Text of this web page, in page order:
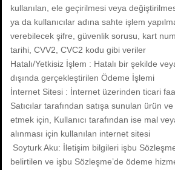
kullanılan, ele geçirilmesi veya
ya da kullanıcılar adına sahte işlem
verebilecek şifre, güvenlik sorusu, kart
tarihi, CVV2, CVC2 kodu gibi veriler
Hatalı/Yetkisiz İşlem : Hatalı bir şekilde
dışında gerçekleştirilen Ödeme İşlemi
İnternet Sitesi : İnternet üzerinden ticari
Satıcılar tarafından satışa sunulan ürün
etmek için, Kullanıcı tarafından ise mal
alınması için kullanılan internet sitesi
Soyturk Aku: İletişim bilgileri işbu
belirtilen ve işbu Sözleşme’de ödeme